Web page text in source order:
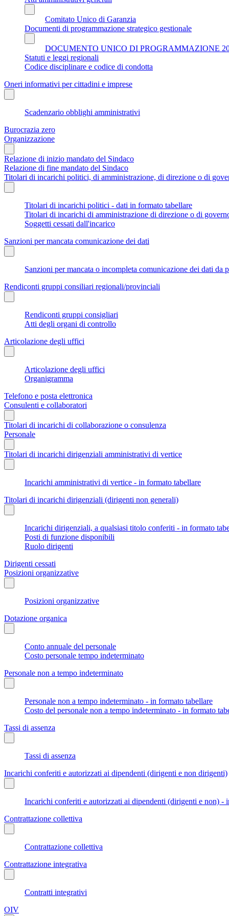
Comitato Unico di Garanzia
Documenti di programmazione strategico gestionale
DOCUMENTO UNICO DI PROGRAMMAZIONE
Statuti e leggi regionali
Codice disciplinare e codice di condotta
Oneri informativi per cittadini e imprese
Scadenzario obblighi amministrativi
Burocrazia zero
Organizzazione
Relazione di inizio mandato del Sindaco
Relazione di fine mandato del Sindaco
Titolari di incarichi politici, di amministrazione, di direzione o di
Titolari di incarichi politici - dati in formato tabellare
Titolari di incarichi di amministrazione di direzione o di
Soggetti cessati dall'incarico
Sanzioni per mancata comunicazione dei dati
Sanzioni per mancata o incompleta comunicazione dei dati
Rendiconti gruppi consiliari regionali/provinciali
Rendiconti gruppi consigliari
Atti degli organi di controllo
Articolazione degli uffici
Articolazione degli uffici
Organigramma
Telefono e posta elettronica
Consulenti e collaboratori
Titolari di incarichi di collaborazione o consulenza
Personale
Titolari di incarichi dirigenziali amministrativi di vertice
Incarichi amministrativi di vertice - in formato tabellare
Titolari di incarichi dirigenziali (dirigenti non generali)
Incarichi dirigenziali, a qualsiasi titolo conferiti - in formato
Posti di funzione disponibili
Ruolo dirigenti
Dirigenti cessati
Posizioni organizzative
Posizioni organizzative
Dotazione organica
Conto annuale del personale
Costo personale tempo indeterminato
Personale non a tempo indeterminato
Personale non a tempo indeterminato - in formato tabellare
Costo del personale non a tempo indeterminato - in formato
Tassi di assenza
Tassi di assenza
Incarichi conferiti e autorizzati ai dipendenti (dirigenti e non dirigenti)
Incarichi conferiti e autorizzati ai dipendenti (dirigenti e non) -
Contrattazione collettiva
Contrattazione collettiva
Contrattazione integrativa
Contratti integrativi
OIV